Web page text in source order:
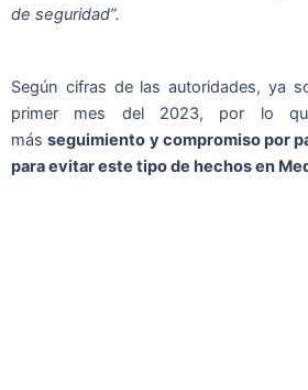
de seguridad”.
Según cifras de las autoridades, ya
primer mes del 2023, por lo
másseguimiento y compromiso por
para evitar este tipo de hechos en